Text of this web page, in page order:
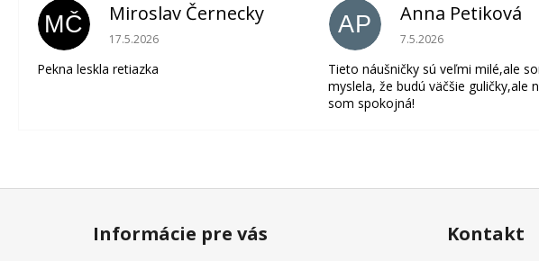
MČ Miroslav Černecky
Hodnotenie obchodu je 5 z 5 hviezdičiek.
17.5.2026
Pekna leskla retiazka
AP Anna Petiková
Hodnotenie obchodu
7.5.2026
Tieto náušničky sú veľmi milé,ale
myslela, že budú väčšie guličky,ale
som spokojná!
Z
Informácie pre vás Kontakt